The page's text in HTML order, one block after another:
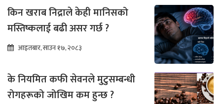
किन खराब निद्राले केही मानिसको
मस्तिष्कलाई बढी असर गर्छ ?
आइतबार, साउन १७, २०८३
के नियमित कफी सेवनले मुटुसम्बन्धी
रोगहरूको जोखिम कम हुन्छ ?